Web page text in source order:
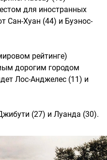
для иностранных
Сан-Хуан (44) и Буэнос-
рейтинге)
дорогим городом
Лос-Анджелес (11) и
(27) и Луанда (30).